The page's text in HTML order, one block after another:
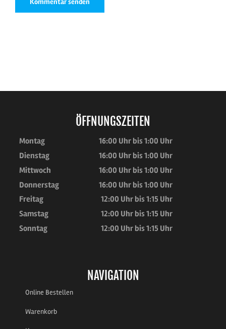
ÖFFNUNGSZEITEN
Montag
16:00 Uhr bis 1:00 Uhr
Dienstag
16:00 Uhr bis 1:00 Uhr
Mittwoch
16:00 Uhr bis 1:00 Uhr
Donnerstag
16:00 Uhr bis 1:00 Uhr
Freitag
12:00 Uhr bis 1:15 Uhr
Samstag
12:00 Uhr bis 1:15 Uhr
Sonntag
12:00 Uhr bis 1:15 Uhr
NAVIGATION
Online Bestellen
Warenkorb